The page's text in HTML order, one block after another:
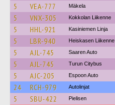
5 VEA-777 Mäkela
5 VNX-305 Kokkolan Liikenne
5 HHL-921 Kasiniemen Linja
5 LBR-940 Heiskasen Liikenne
5 AJL-745 Saaren Auto
5 AJL-745 Turun Citybus
5 AJC-205 Espoon Auto
24 RCH-979 Autolinjat
5 SBU-422 Pielisen